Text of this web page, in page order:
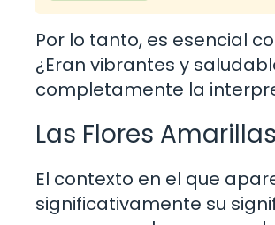
Por lo tanto, es esencial
¿Eran vibrantes y
completamente la
Las Flores
El contexto en el que
significativamente su